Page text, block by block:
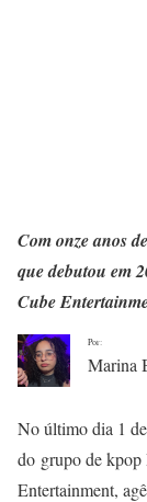
Com onze anos
que debutou em
Cube
Por:
Marina
No último dia 1
do grupo de kpop
Entertainment,